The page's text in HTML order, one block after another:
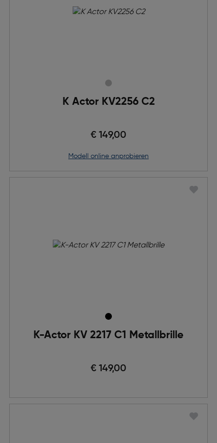
K Actor KV2256 C2
€ 149,00
Modell online anprobieren
K-Actor KV 2217 C1 Metallbrille
€ 149,00